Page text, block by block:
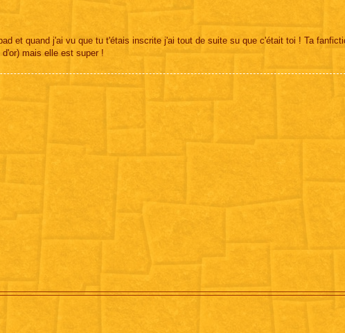
et quand j'ai vu que tu t'étais inscrite j'ai tout de suite su que c'était toi ! Ta
mais elle est super !